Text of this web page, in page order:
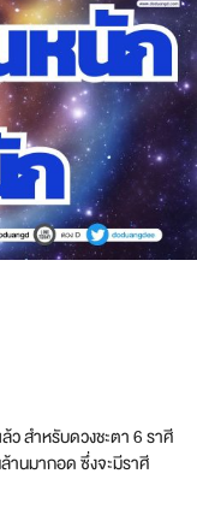
ว สำหรับดวงชะตา 6 ราศี
านมากอด ซึ่งจะมีราศี